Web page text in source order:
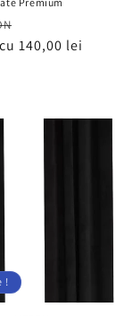
redus
140,00 lei
!